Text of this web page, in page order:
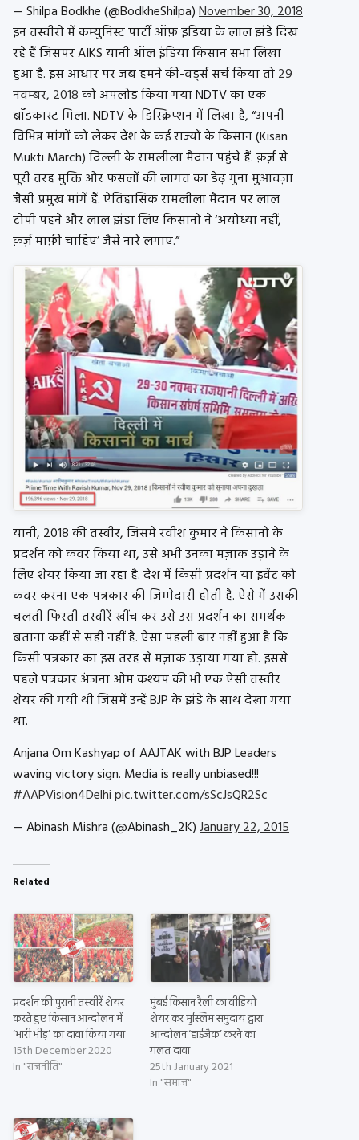
— Shilpa Bodkhe (@BodkheShilpa)November 30, 2018
इन तस्वीरों में कम्युनिस्ट पार्टी ऑफ़ इंडिया के लाल झंडे दिख
रहे हैं जिसपर AIKS यानी ऑल इंडिया किसान सभा लिखा
हुआ है. इस आधार पर जब हमने की-वर्ड्स सर्च किया तो29
नवम्बर, 2018को अपलोड किया गया NDTV का एक
ब्रॉडकास्ट मिला. NDTV के डिस्क्रिप्शन में लिखा है, “अपनी
विभिन्न मांगों को लेकर देश के कई राज्यों के किसान (Kisan
Mukti March) दिल्ली के रामलीला मैदान पहुंचे हैं. क़र्ज़ से
पूरी तरह मुक्ति और फसलों की लागत का डेढ़ गुना मुआवज़ा
जैसी प्रमुख मांगें हैं. ऐतिहासिक रामलीला मैदान पर लाल
टोपी पहने और लाल झंडा लिए किसानों ने ‘अयोध्या नहीं,
क़र्ज़ माफ़ी चाहिए’ जैसे नारे लगाए.”
यानी, 2018 की तस्वीर, जिसमें रवीश कुमार ने किसानों के
प्रदर्शन को कवर किया था, उसे अभी उनका मज़ाक उड़ाने के
लिए शेयर किया जा रहा है. देश में किसी प्रदर्शन या इवेंट को
कवर करना एक पत्रकार की ज़िम्मेदारी होती है. ऐसे में उसकी
चलती फिरती तस्वीरें खींच कर उसे उस प्रदर्शन का समर्थक
बताना कहीं से सही नहीं है. ऐसा पहली बार नहीं हुआ है कि
किसी पत्रकार का इस तरह से मज़ाक उड़ाया गया हो. इससे
पहले पत्रकार अंजना ओम कश्यप की भी एक ऐसी तस्वीर
शेयर की गयी थी जिसमें उन्हें BJP के झंडे के साथ देखा गया
था.
Anjana Om Kashyap of AAJTAK with BJP Leaders
waving victory sign. Media is really unbiased!!!
#AAPVision4Delhipic.twitter.com/sScJsQR2Sc
— Abinash Mishra (@Abinash_2K)January 22, 2015
Related
प्रदर्शन की पुरानी तस्वीरें शेयर
करते हुए किसान आन्दोलन में
‘भारी भीड़’ का दावा किया गया
15th December 2020
In "राजनीति"
मुंबई किसान रैली का वीडियो
शेयर कर मुस्लिम समुदाय द्वारा
आन्दोलन ‘हाईजैक’ करने का
ग़लत दावा
25th January 2021
In "समाज"